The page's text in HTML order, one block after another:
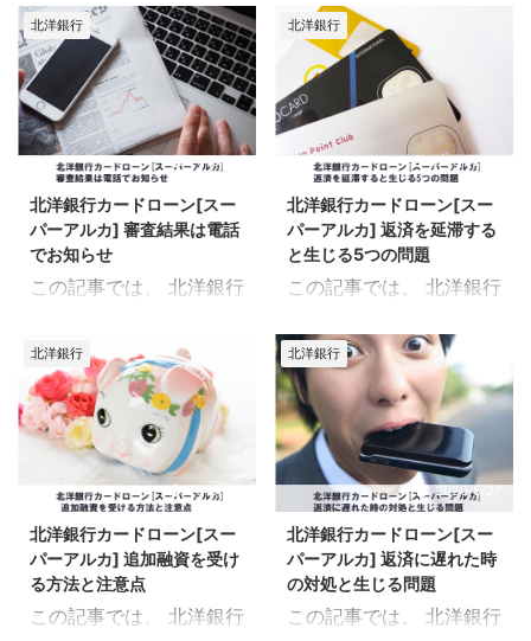
銀行カードローン[スー
パーアルカ] 限度額と金
利について スーパーアル
カの限度額は「10万円〜
1,000万円」、金利は
「年14.70%〜1.9%」とな
っています。 北洋銀行カ
ードローン[スーパーア
...
カードローン[スーパー
アルカ] 収入証明書が必
要となる限度額 限度額が
300万円を超えると、 収
入証明書が必要となりま
す。 「300万円以下は収
入証明書不要、 310万円
以上で収入証明 ...
アルカ] 在籍確認の流れ
を確認という 内容をお届
けしていきます。 カード
ローン[スーパーアルカ]
では、 審査の一環で在籍
確認が行われます。 正社
員・契約社員・派遣社
員・ アルバイト・パート
雇用形態別の在籍確認の
流れを 確認していきま
す。
アルカ] 審査時間は最短
15分という内容を お届
けしていきます。 カード
ローンスーパーアルカは
審査時間が最短15分で
す。 審査時間を最短で完
了するコツ 即日融資を受
けるためのコツ これらに
ついてまとめました。 北
洋銀行カードローン[ス
ーパーアルカ] 審査時間
込みは電話で行う 平日の
午前中に申込む 在籍確認
をスムーズに済ませる 審
査時間を最短の15分で完
了するコツは 上記の3点
になります。 ただし、申
込み・審査状況によって
は 審査時間が ...
北洋銀行
2018/2/7
北洋銀行カードローン[スー
パーアルカ] 審査結果は電話
でお知らせ
この記事では、 北洋銀行
アルカ] 審査結果は電話
でお知らせ という内容を
お届けしていきます。 カ
ードローン[スーパーア
ルカ]は、 申込みから審
査回答までの時間が 最短
15分となっています。
申込み方法 審査結果のお
知らせについて お知らせ
された後の流れ これらに
ついてまとめました。
北洋銀行
2018/12/23
北洋銀行カードローン[スー
パーアルカ] 返済を延滞する
と生じる5つの問題
この記事では、 北洋銀行
アルカ] 返済を延滞する
と生じる5つの問題 とい
う内容をお届けしていき
ます。 長期間に渡る返済
遅れのことを 「延滞」と
言います。 遅延と延滞の
違い 延滞すると生じる5
つの問題 これらについて
まとめました。 「遅延」
と「延滞」の違い 一般的
にはどちらも同じような
北洋銀行
2018/2/6
北洋銀行カードローン[スー
パーアルカ] 追加融資を受け
る方法と注意点
この記事では、 北洋銀行
北洋銀行
2020/5/27
北洋銀行カードローン[スー
パーアルカ] 返済に遅れた時
の対処と生じる問題
この記事では、 北洋銀行